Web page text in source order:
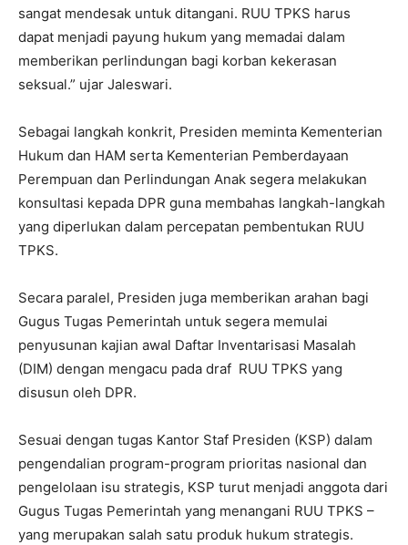
sangat mendesak untuk ditangani. RUU TPKS harus
dapat menjadi payung hukum yang memadai dalam
memberikan perlindungan bagi korban kekerasan
seksual.” ujar Jaleswari.
Sebagai langkah konkrit, Presiden meminta Kementerian
Hukum dan HAM serta Kementerian Pemberdayaan
Perempuan dan Perlindungan Anak segera melakukan
konsultasi kepada DPR guna membahas langkah-langkah
yang diperlukan dalam percepatan pembentukan RUU
TPKS.
Secara paralel, Presiden juga memberikan arahan bagi
Gugus Tugas Pemerintah untuk segera memulai
penyusunan kajian awal Daftar Inventarisasi Masalah
(DIM) dengan mengacu pada draf RUU TPKS yang
disusun oleh DPR.
Sesuai dengan tugas Kantor Staf Presiden (KSP) dalam
pengendalian program-program prioritas nasional dan
pengelolaan isu strategis, KSP turut menjadi anggota dari
Gugus Tugas Pemerintah yang menangani RUU TPKS –
yang merupakan salah satu produk hukum strategis.